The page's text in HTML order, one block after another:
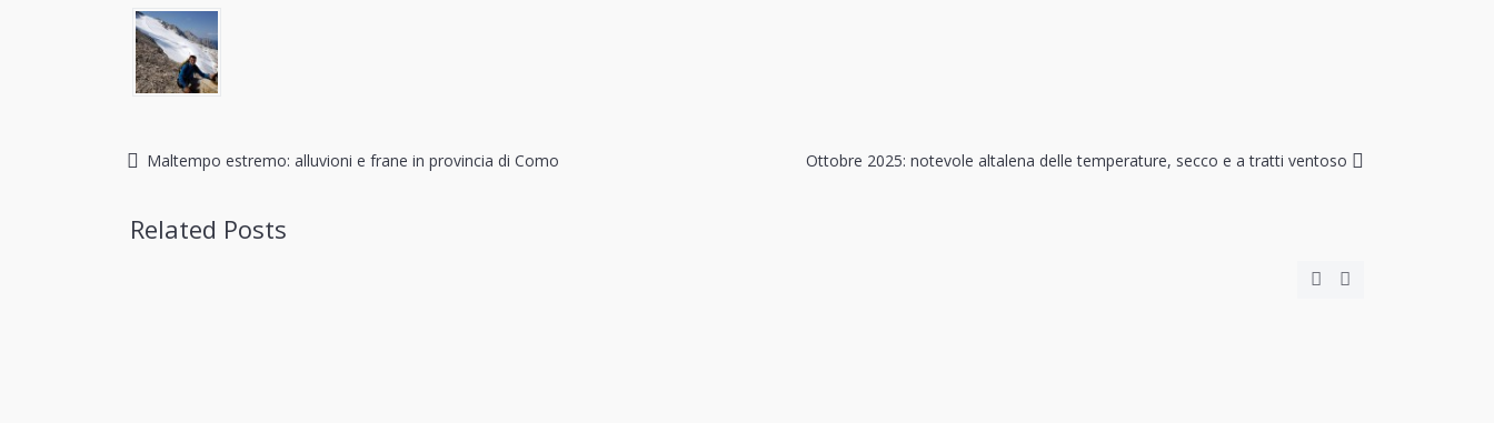
Maltempo estremo: alluvioni e frane in provincia di Como Ottobre 2025: notevole altalena delle temperature, secco e a tratti ventoso
Related Posts